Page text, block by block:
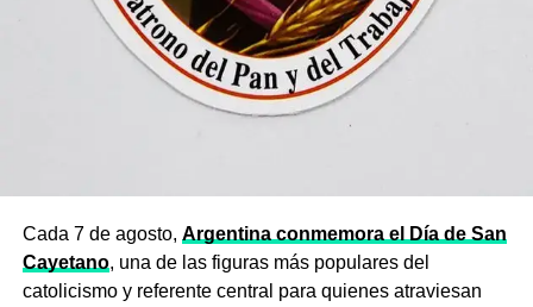
Cada 7 de agosto, Argentina conmemora el Día de San
Cayetano, una de las figuras más populares del
catolicismo y referente central para quienes atraviesan